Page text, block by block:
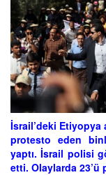
İsrail’deki Etiyopya
protesto eden
yaptı. İsrail polisi
etti. Olaylarda 23’ü